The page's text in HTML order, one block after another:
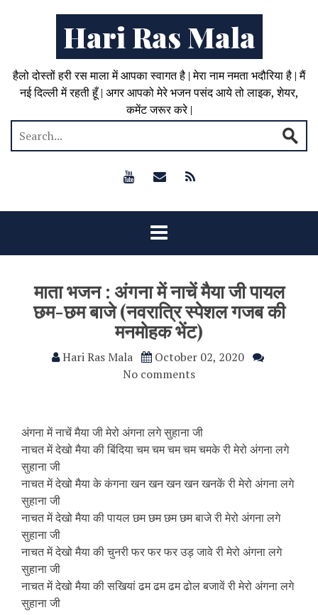
Hari Ras Mala
हैलो दोस्तों हरी रस माला में आपका स्वागत है | मेरा नाम नमता भदौरिया है | मैं
नई दिल्ली में रहती हूँ | अगर आपको मेरे भजन पसंद आये तो लाइक, शेयर,
कमेंट जरूर करे |
माता भजन : अंगना में नाचें मैया जी पायल
छम-छम बाजे (नवरात्रि स्पेशल गजब की
मनमोहक भेंट)
Hari Ras Mala
October 02, 2020
No comments
अंगना में नाचें मैया जी मेरो अंगना लगे सुहाना जी
नाचत में देखो मैया की बिंदिया चम चम चम चम चमके री मेरो अंगना लगे
सुहाना जी
नाचत में देखो मैया के कंगना खन खन खन खन खनकें री मेरो अंगना लगे
सुहाना जी
नाचत में देखो मैया की पायल छम छम छम छम बाजे री मेरो अंगना लगे
सुहाना जी
नाचत में देखो मैया की चुनरी फर फर फर उड़ जावे री मेरो अंगना लगे
सुहाना जी
नाचत में देखो मैया की सखियां ढम ढम ढम ढोल बजावें री मेरो अंगना लगे
सुहाना जी